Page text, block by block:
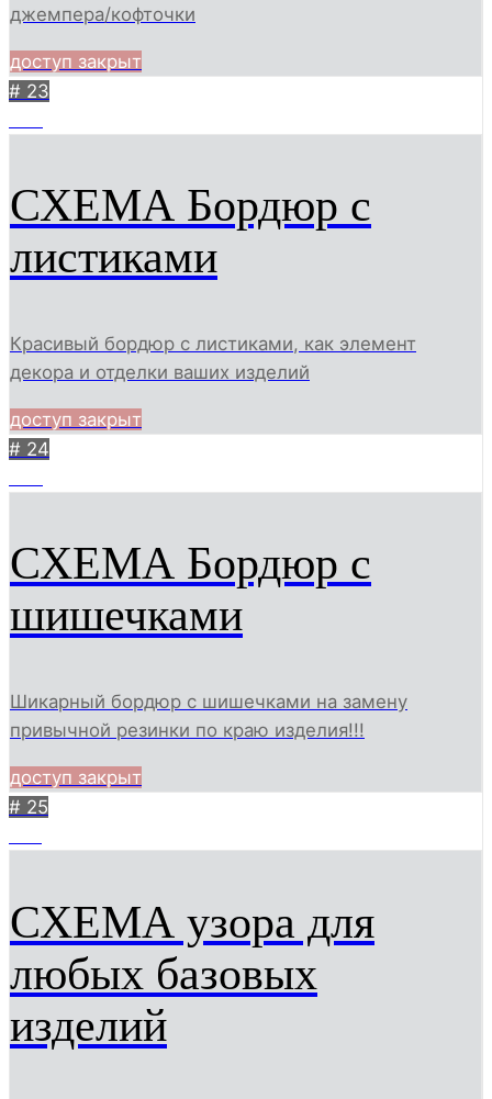
джемпера/кофточки
доступ закрыт
# 23
СХЕМА Бордюр с
листиками
Красивый бордюр с листиками, как элемент
декора и отделки ваших изделий
доступ закрыт
# 24
СХЕМА Бордюр с
шишечками
Шикарный бордюр с шишечками на замену
привычной резинки по краю изделия!!!
доступ закрыт
# 25
СХЕМА узора для
любых базовых
изделий